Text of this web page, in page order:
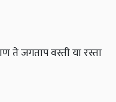
ते जगताप वस्ती या रस्ता